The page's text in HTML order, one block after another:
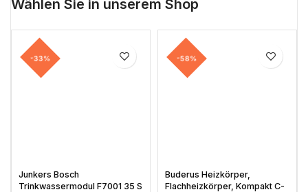
Wählen Sie in unserem Shop
-33%
Junkers Bosch
Trinkwassermodul F7001 35 S
-58%
Buderus Heizkörper,
Flachheizkörper, Kompakt C-